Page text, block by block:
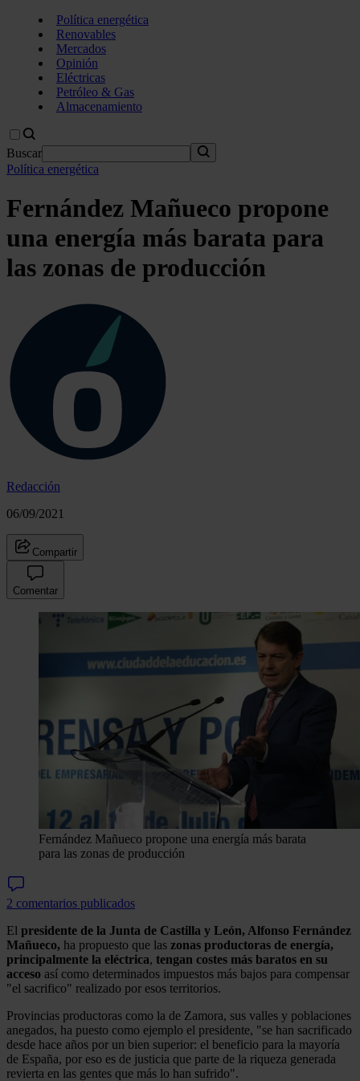
Política energética
Renovables
Mercados
Opinión
Eléctricas
Petróleo & Gas
Almacenamiento
Buscar
Política energética
Fernández Mañueco propone
una energía más barata para
las zonas de producción
Redacción
06/09/2021
Compartir
Comentar
Fernández Mañueco propone una energía más barata
para las zonas de producción
2 comentarios publicados
El presidente de la Junta de Castilla y León, Alfonso Fernández
Mañueco, ha propuesto que las zonas productoras de energía,
principalmente la eléctrica, tengan costes más baratos en su
acceso así como determinados impuestos más bajos para compensar
"el sacrifico" realizado por esos territorios.
Provincias productoras como la de Zamora, sus valles y poblaciones
anegados, ha puesto como ejemplo el presidente, "se han sacrificado
desde hace años por un bien superior: el beneficio para la mayoría
de España, por eso es de justicia que parte de la riqueza generada
revierta en las gentes que más lo han sufrido".